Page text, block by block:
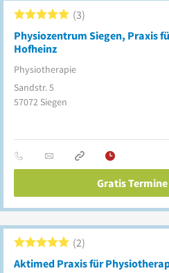
Physiozentrum Siegen, Praxis
Hofheinz
Physiotherapie
3
Sandstr. 5
57072 Siegen
Gratis
Aktimed Praxis für
2